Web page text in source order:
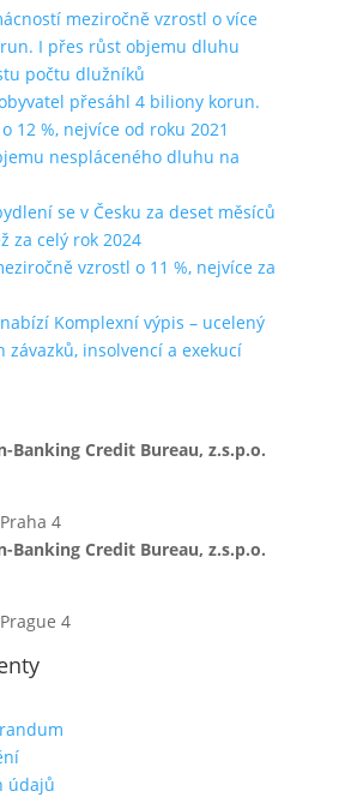
meziročně vzrostl o více
I přes růst objemu dluhu
počtu dlužníků
přesáhl 4 biliony korun.
12 %, nejvíce od roku 2021
nespláceného dluhu na
se v Česku za deset měsíců
za celý rok 2024
vzrostl o 11 %, nejvíce za
Komplexní výpis – ucelený
závazků, insolvencí a exekucí
Banking Credit Bureau, z.s.p.o.
4
Banking Credit Bureau, z.s.p.o.
4
údajů